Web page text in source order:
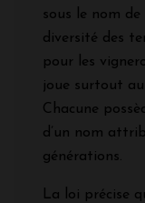
sous le nom
diversité des
pour les
joue surtout
Chacune
d’un nom
générations.
La loi précise